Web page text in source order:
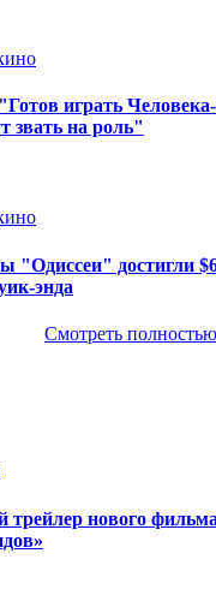
играть Человека-
звать на роль"
"Одиссеи" достигли
энда
Смотреть полностью
нового